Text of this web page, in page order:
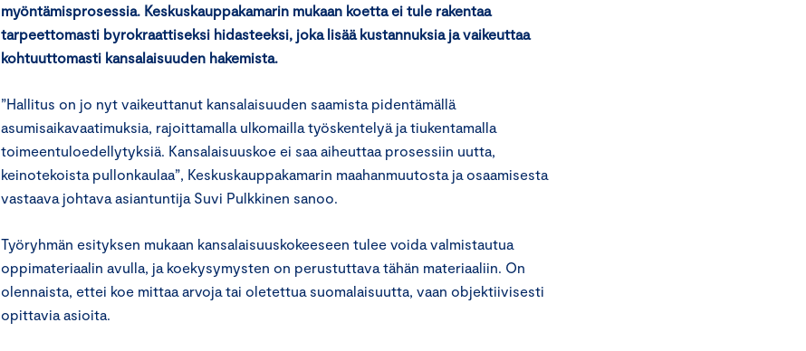
myöntämisprosessia. Keskuskauppakamarin mukaan koetta ei tule rakentaa
tarpeettomasti byrokraattiseksi hidasteeksi, joka lisää kustannuksia ja vaikeuttaa
kohtuuttomasti kansalaisuuden hakemista.
”Hallitus on jo nyt vaikeuttanut kansalaisuuden saamista pidentämällä
asumisaikavaatimuksia, rajoittamalla ulkomailla työskentelyä ja tiukentamalla
toimeentuloedellytyksiä. Kansalaisuuskoe ei saa aiheuttaa prosessiin uutta,
keinotekoista pullonkaulaa”, Keskuskauppakamarin maahanmuutosta ja osaamisesta
vastaava johtava asiantuntija Suvi Pulkkinen sanoo.
Työryhmän esityksen mukaan kansalaisuuskokeeseen tulee voida valmistautua
oppimateriaalin avulla, ja koekysymysten on perustuttava tähän materiaaliin. On
olennaista, ettei koe mittaa arvoja tai oletettua suomalaisuutta, vaan objektiivisesti
opittavia asioita.